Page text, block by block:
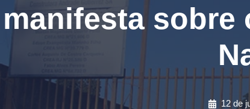
manifesta sobre
12 de